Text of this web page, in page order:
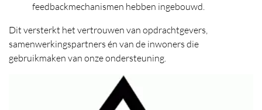
feedbackmechanismen hebben ingebouwd.
Dit versterkt het vertrouwen van opdrachtgevers,
samenwerkingspartners én van de inwoners die
gebruikmaken van onze ondersteuning.